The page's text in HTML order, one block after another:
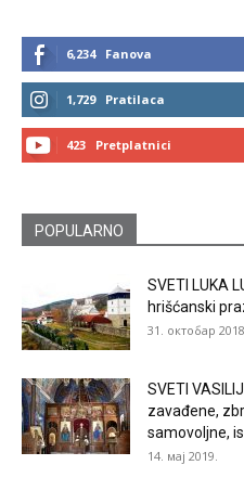
6,234 Fanova
1,729 Pratilaca
423 Pretplatnici
POPULARNO
SVETI LUKA
hrišćanski
31. октобар
SVETI
zavađene,
samovoljne,
14. мај 2019.